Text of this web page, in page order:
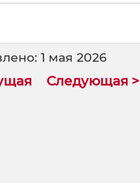
1 мая 2026
Следующая >